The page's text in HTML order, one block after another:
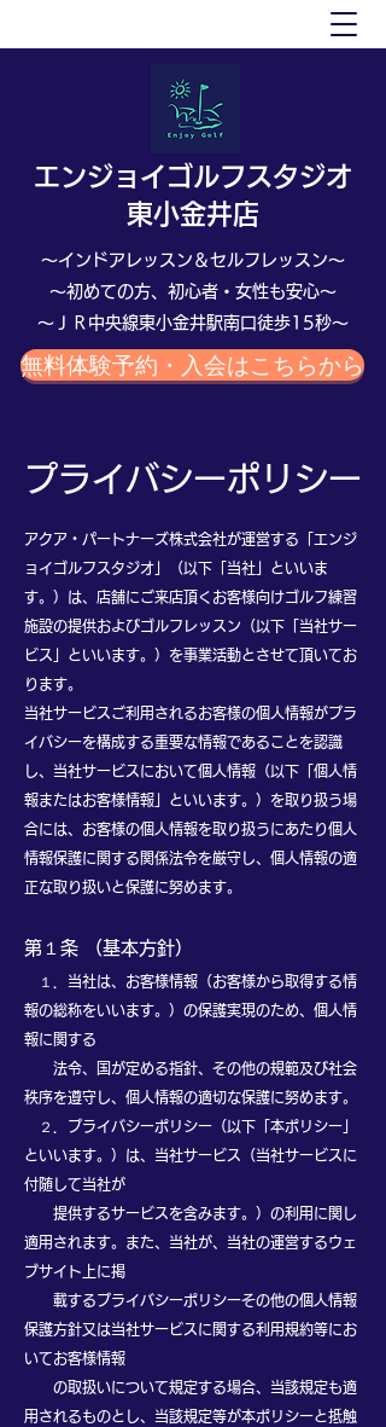
エンジョイゴルフスタジオ
東小金井店
～インドアレッスン＆セルフレッスン～
～初めての方、初心者・女性も安心～
​～ＪＲ中央線東小金井駅南口徒歩15秒～
無料体験予約・入会はこちらから
プライバシーポリシー
アクア・パートナーズ株式会社が運営する「エンジ
ョイゴルフスタジオ」（以下「当社」といいま
す。）は、店舗にご来店頂くお客様向けゴルフ練習
施設の提供およびゴルフレッスン（以下「当社サー
ビス」といいます。）を事業活動とさせて頂いてお
ります。
当社サービスご利用されるお客様の個人情報がプラ
イバシーを構成する重要な情報であることを認識
し、当社サービスにおいて個人情報（以下「個人情
報またはお客様情報」といいます。）を取り扱う場
合には、お客様の個人情報を取り扱うにあたり個人
情報保護に関する関係法令を厳守し、個人情報の適
正な取り扱いと保護に努めます。
第１条 （基本方針）
１．当社は、お客様情報（お客様から取得する情
報の総称をいいます。）の保護実現のため、個人情
報に関する
法令、国が定める指針、その他の規範及び社会
秩序を遵守し、個人情報の適切な保護に努めます。
２．プライバシーポリシー（以下「本ポリシー」
といいます。）は、当社サービス（当社サービスに
付随して当社が
提供するサービスを含みます。）の利用に関し
適用されます。また、当社が、当社の運営するウェ
ブサイト上に掲
載するプライバシーポリシーその他の個人情報
保護方針又は当社サービスに関する利用規約等にお
いてお客様情報
の取扱いについて規定する場合、当該規定も適
用されるものとし、当該規定等が本ポリシーと抵触